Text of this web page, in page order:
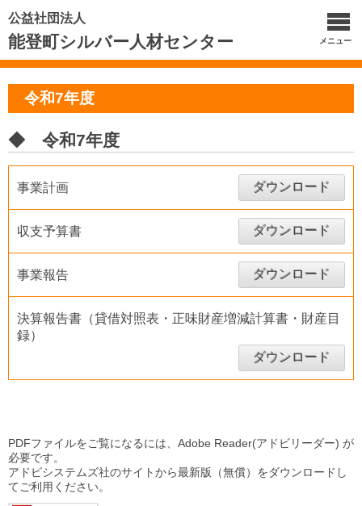
公益社団法人
能登町シルバー人材センター メニュー
令和7年度
◆ 令和7年度
事業計画 ダウンロード
収支予算書 ダウンロード
事業報告 ダウンロード
決算報告書（貸借対照表・正味財産増減計算書・財産目
録）
ダウンロード
PDFファイルをご覧になるには、Adobe Reader(アドビリーダー) が
必要です。
アドビシステムズ社のサイトから最新版（無償）をダウンロードし
てご利用ください。